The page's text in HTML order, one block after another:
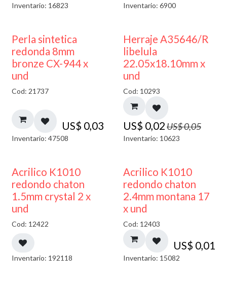
Inventario: 16823 Inventario: 6900
Perla sintetica
redonda 8mm
bronze CX-944 x
und
Cod: 21737
US$ 0,03
Inventario: 47508
50% DESCUENTO
Herraje A35646/R
libelula
22.05x18.10mm x
und
Cod: 10293
US$ 0,02US$0,05
Inventario: 10623
50% DESCUENTO
Acrilico K1010
redondo chaton
1.5mm crystal 2 x
und
Cod: 12422
Inventario: 192118
50% DESCUENTO
Acrilico K1010
redondo chaton
2.4mm montana 17
x und
Cod: 12403
US$ 0,01
Inventario: 15082